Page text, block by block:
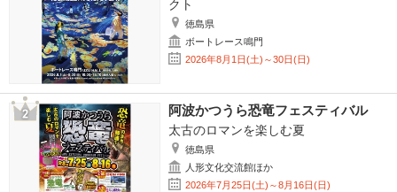
クト
徳島県
ボートレース鳴門
2026年8月1日(土)～30日(日)
阿波かつうら恐竜フェスティバル
太古のロマンを楽しむ夏
徳島県
人形文化交流館ほか
2026年7月25日(土)～8月16日(日)